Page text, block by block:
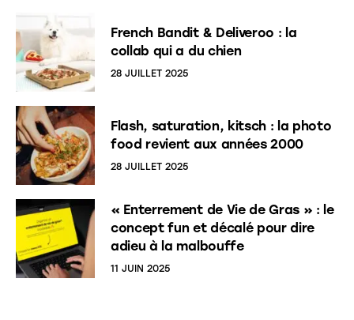
French Bandit & Deliveroo : la
collab qui a du chien
28 JUILLET 2025
Flash, saturation, kitsch : la photo
food revient aux années 2000
28 JUILLET 2025
« Enterrement de Vie de Gras » : le
concept fun et décalé pour dire
adieu à la malbouffe
11 JUIN 2025